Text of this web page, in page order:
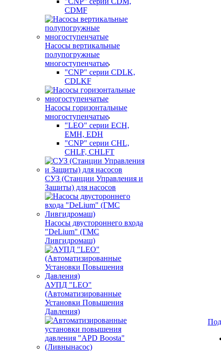
CDMF
Насосы вертикальные
полупогружные
многоступенчатые
"CNP" серии CDLK,
CDLKF
Насосы горизонтальные
многоступенчатые
"LEO" серии ECH,
EMH, EDH
"CNP" серии CHL,
CHLF, CHLFT
СУЗ (Станции Управления и
Защиты) для насосов
Насосы двустороннего входа
"DeLium" (ГМС
Ливгидромаш)
АУПД "LEO"
(Автоматизированные
Установки Повышения
Давления)